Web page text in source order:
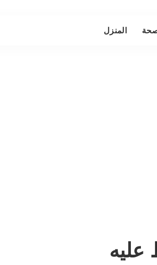
المنزل
عليه